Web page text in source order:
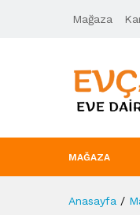
Mağaza
MAĞAZA
Anasayfa /
Ürün